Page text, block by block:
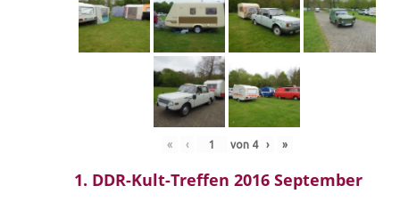
« ‹ von 4 › »
1. DDR-Kult-Treffen 2016 September